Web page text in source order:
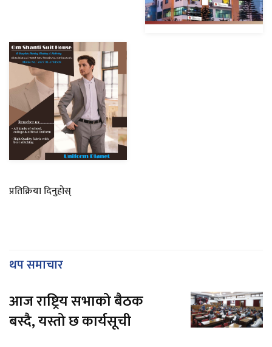
प्रतिक्रिया दिनुहोस्
थप समाचार
आज राष्ट्रिय सभाको बैठक
बस्दै, यस्तो छ कार्यसूची